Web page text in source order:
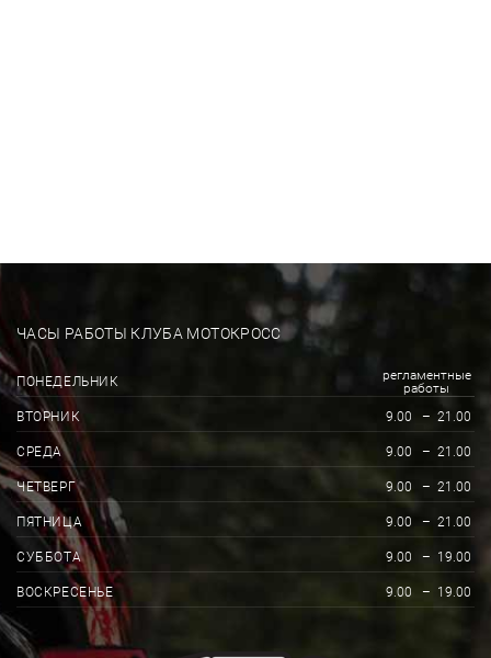
ЧАСЫ РАБОТЫ КЛУБА МОТОКРОСС
ПОНЕДЕЛЬНИК
регламентные
работы
ВТОРНИК
9.00 – 21.00
СРЕДА 9.00 – 21.00
ЧЕТВЕРГ 9.00 – 21.00
ПЯТНИЦА 9.00 – 21.00
СУББОТА 9.00 – 19.00
ВОСКРЕСЕНЬЕ 9.00 – 19.00